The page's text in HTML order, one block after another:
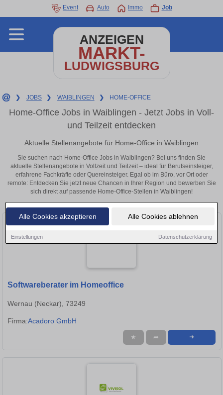
Alle Cookies akzeptieren Alle Cookies ablehnen
Einstellungen Datenschutzerklärung
Event Auto Immo Job
ANZEIGEN
MARKT-
LUDWIGSBURG
❯ JOBS ❯ WAIBLINGEN ❯ HOME-OFFICE
Home-Office Jobs in Waiblingen - Jetzt Jobs in Voll-
und Teilzeit entdecken
Aktuelle Stellenangebote für Home-Office in Waiblingen
Sie suchen nach Home-Office Jobs in Waiblingen? Bei uns finden Sie
aktuelle Stellenangebote in Vollzeit und Teilzeit – ideal für Berufseinsteiger,
erfahrene Fachkräfte oder Quereinsteiger. Egal ob im Büro, vor Ort oder
remote: Entdecken Sie jetzt neue Chancen in Ihrer Region und bewerben Sie
sich direkt auf passende Home-Office-Stellen in Waiblingen!
Softwareberater im Homeoffice
Wernau (Neckar), 73249
Firma:Acadoro GmbH
★ ➦ ➜